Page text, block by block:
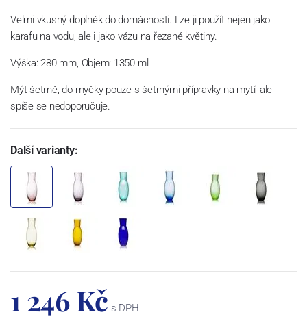
Velmi vkusný doplněk do domácnosti. Lze ji použít nejen jako
karafu na vodu, ale i jako vázu na řezané květiny.
Výška: 280 mm, Objem: 1350 ml
Mýt šetrně, do myčky pouze s šetrnými přípravky na mytí, ale
spíše se nedoporučuje.
Další varianty:
1 246 Kč s DPH